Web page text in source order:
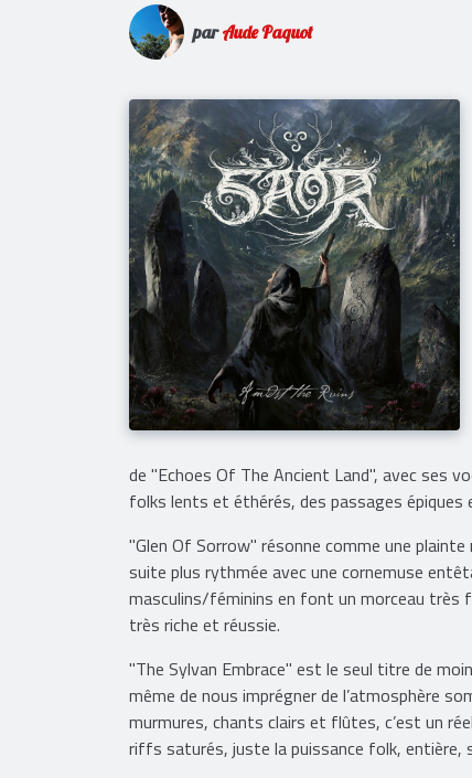
parAude Paquot
de "Echoes Of The Ancient Land", avec ses
folks lents et éthérés, des passages épiques
"Glen Of Sorrow" résonne comme une
suite plus rythmée avec une cornemuse
masculins/féminins en font un morceau très
très riche et réussie.
"The Sylvan Embrace" est le seul titre de
même de nous imprégner de l’atmosphère
murmures, chants clairs et flûtes, c’est un
riffs saturés, juste la puissance folk, entière,